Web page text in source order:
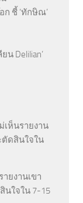
ก ชี้ ‘ทักษิณ’
น Delilian’
เห็นรายงาน
ตัดสินใจใน
ายงานเขา
นใจใน 7-15